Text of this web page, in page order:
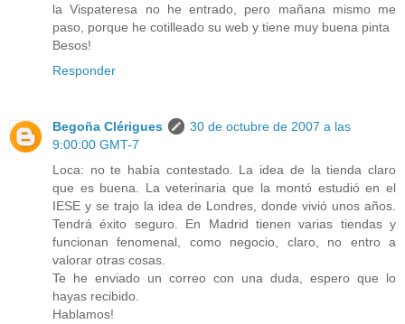
la Vispateresa no he entrado, pero mañana mismo me
paso, porque he cotilleado su web y tiene muy buena pinta
Besos!
Responder
Begoña Clérigues
30 de octubre de 2007 a las
9:00:00 GMT-7
Loca: no te había contestado. La idea de la tienda claro
que es buena. La veterinaria que la montó estudió en el
IESE y se trajo la idea de Londres, donde vivió unos años.
Tendrá éxito seguro. En Madrid tienen varias tiendas y
funcionan fenomenal, como negocio, claro, no entro a
valorar otras cosas.
Te he enviado un correo con una duda, espero que lo
hayas recibido.
Hablamos!